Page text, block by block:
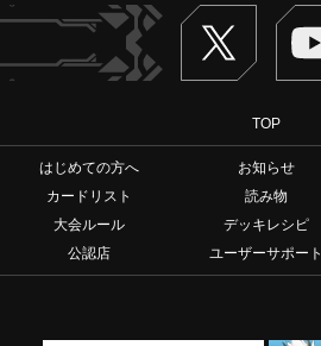
Twitter
TOP
はじめての方へ お知らせ
カードリスト
読み物
大会ルール
デッキレシピ
公認店
ユーザーサポート